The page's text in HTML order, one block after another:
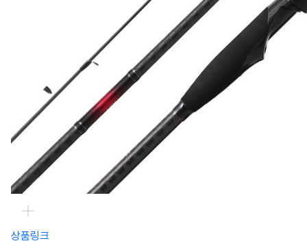
상품링크